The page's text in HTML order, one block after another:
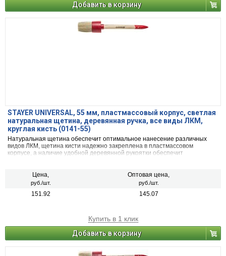
Добавить в корзину
STAYER UNIVERSAL, 55 мм, пластмассовый корпус, светлая
натуральная щетина, деревянная ручка, все виды ЛКМ,
круглая кисть (0141-55)
Натуральная щетина обеспечит оптимальное нанесение различных
видов ЛКМ, щетина кисти надежно закреплена в пластмассовом
корпусе, а наличие удобной деревянной рукоятки обеспечит
Цена,
руб./шт.
Оптовая цена,
руб./шт.
151.92 145.07
Купить в 1 клик
Добавить в корзину